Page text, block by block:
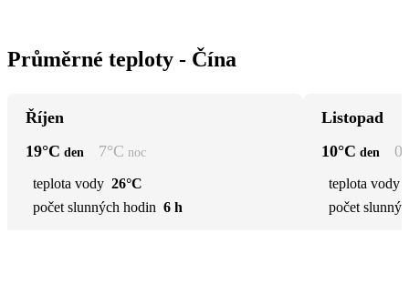
Průměrné teploty - Čína
Říjen
19°C den 7°C noc
teplota vody 26°C
počet slunných hodin 6 h
Listopad
10°C den 0
teplota vody
počet